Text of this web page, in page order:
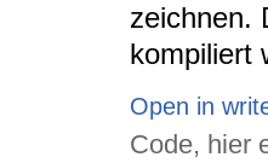
zeichnen.
kompiliert
Open in
Code, hier